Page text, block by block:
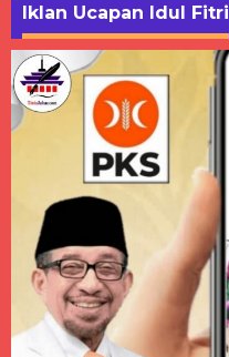
Iklan Ucapan Idul Fitri